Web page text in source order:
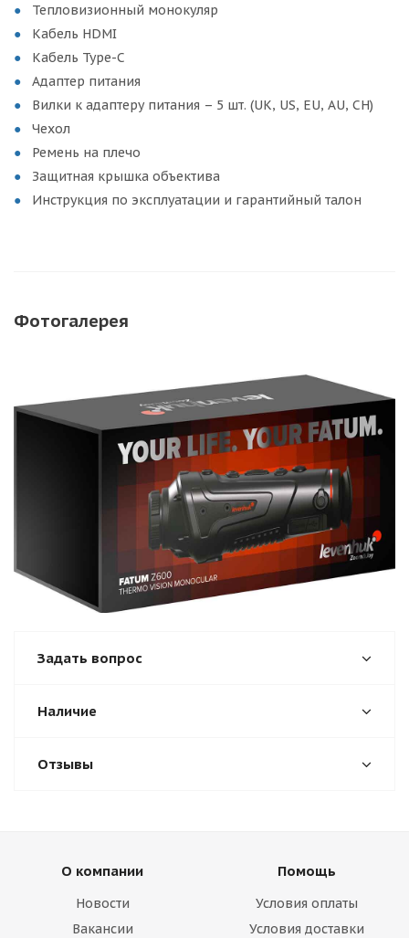
Тепловизионный монокуляр
Кабель HDMI
Кабель Type-C
Адаптер питания
Вилки к адаптеру питания – 5 шт. (UK, US, EU, AU, CH)
Чехол
Ремень на плечо
Защитная крышка объектива
Инструкция по эксплуатации и гарантийный талон
Фотогалерея
Задать вопрос
Наличие
Отзывы
О компании
Новости
Вакансии
Помощь
Условия оплаты
Условия доставки